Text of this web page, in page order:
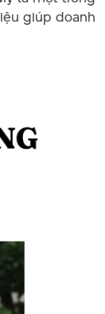
giúp doanh